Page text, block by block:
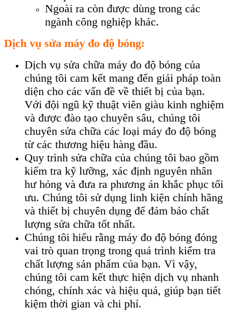
Ngoài ra còn được dùng trong các
ngành công nghiệp khác.
Dịch vụ sửa máy đo độ bóng:
Dịch vụ sửa chữa máy đo độ bóng của
chúng tôi cam kết mang đến giải pháp toàn
diện cho các vấn đề về thiết bị của bạn.
Với đội ngũ kỹ thuật viên giàu kinh nghiệm
và được đào tạo chuyên sâu, chúng tôi
chuyên sửa chữa các loại máy đo độ bóng
từ các thương hiệu hàng đầu.
Quy trình sửa chữa của chúng tôi bao gồm
kiểm tra kỹ lưỡng, xác định nguyên nhân
hư hỏng và đưa ra phương án khắc phục tối
ưu. Chúng tôi sử dụng linh kiện chính hãng
và thiết bị chuyên dụng để đảm bảo chất
lượng sửa chữa tốt nhất.
Chúng tôi hiểu rằng máy đo độ bóng đóng
vai trò quan trọng trong quá trình kiểm tra
chất lượng sản phẩm của bạn. Vì vậy,
chúng tôi cam kết thực hiện dịch vụ nhanh
chóng, chính xác và hiệu quả, giúp bạn tiết
kiệm thời gian và chi phí.